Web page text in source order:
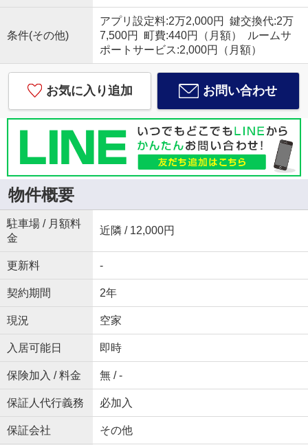
条件(その他)
アプリ設定料:2万2,000円 鍵交換代:2万
7,500円 町費:440円（月額） ルームサ
ポートサービス:2,000円（月額）
お気に入り追加 お問い合わせ
物件概要
駐車場 / 月額料
金
近隣 / 12,000円
更新料 -
契約期間 2年
現況 空家
入居可能日 即時
保険加入 / 料金 無 / -
保証人代行義務 必加入
保証会社 その他